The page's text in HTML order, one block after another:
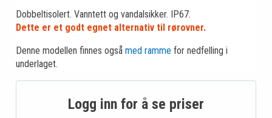
Dobbeltisolert. Vanntett og vandalsikker. IP67.
Dette er et godt egnet alternativ til rørovner.
Denne modellen finnes også med ramme for nedfelling i
underlaget.
Logg inn for å se priser